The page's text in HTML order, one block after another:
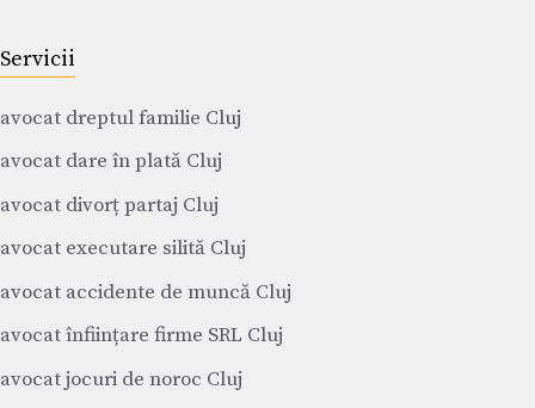
Servicii
avocat dreptul familie Cluj
avocat dare în plată Cluj
avocat divorț partaj Cluj
avocat executare silită Cluj
avocat accidente de muncă Cluj
avocat înființare firme SRL Cluj
avocat jocuri de noroc Cluj